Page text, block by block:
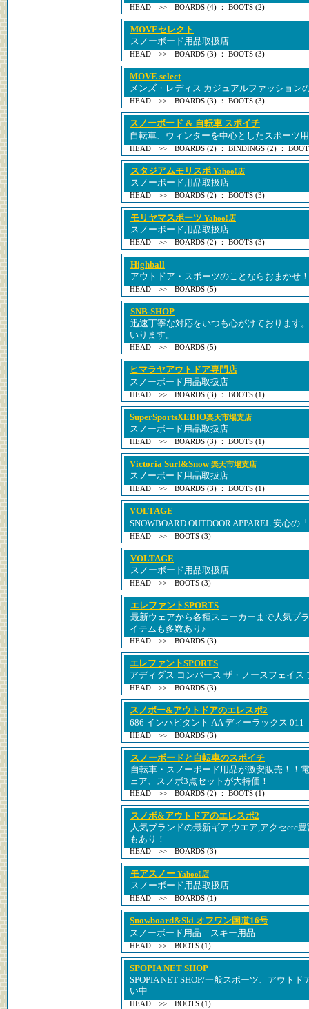
HEAD >> BOARDS (4) ： BOOTS (2)
MOVEセレクト
スノーボード用品取扱店
HEAD >> BOARDS (3) ： BOOTS (3)
MOVE select
メンズ・レディス カジュアルファッション
HEAD >> BOARDS (3) ： BOOTS (3)
スノーボード & 自転車 スポイチ
自転車、ウィンターを中心としたスポーツ
HEAD >> BOARDS (2) ： BINDINGS (2) ：
スタジアムモリスポ Yahoo!店
スノーボード用品取扱店
HEAD >> BOARDS (2) ： BOOTS (3)
モリヤマスポーツ Yahoo!店
スノーボード用品取扱店
HEAD >> BOARDS (2) ： BOOTS (3)
Highball
アウトドア・スポーツのことならおまかせ
HEAD >> BOARDS (5)
SNB-SHOP
迅速丁寧な対応をいつも心がけております
いります。
HEAD >> BOARDS (5)
ヒマラヤアウトドア専門店
スノーボード用品取扱店
HEAD >> BOARDS (3) ： BOOTS (1)
SuperSportsXEBIO楽天市場支店
スノーボード用品取扱店
HEAD >> BOARDS (3) ： BOOTS (1)
Victoria Surf&Snow楽天市場支店
スノーボード用品取扱店
HEAD >> BOARDS (3) ： BOOTS (1)
VOLTAGE
SNOWBOARD OUTDOOR APPAREL 安心の
HEAD >> BOOTS (3)
VOLTAGE
スノーボード用品取扱店
HEAD >> BOOTS (3)
エレファントSPORTS
最新ウェアから各種スニーカーまで人気ブ
イテムも多数あり♪
HEAD >> BOARDS (3)
エレファントSPORTS
アディダス コンバース ザ・ノースフェイス
HEAD >> BOARDS (3)
スノボー&アウトドアのエレスポ2
686 インハビタント AA ディーラックス 011
HEAD >> BOARDS (3)
スノーボードと自転車のスポイチ
自転車・スノーボード用品が激安販売！！
ェア、スノボ3点セットが大特価！
HEAD >> BOARDS (2) ： BOOTS (1)
スノボ&アウトドアのエレスポ2
人気ブランドの最新ギア,ウエア,アクセetc
もあり！
HEAD >> BOARDS (3)
モアスノー Yahoo!店
スノーボード用品取扱店
HEAD >> BOARDS (1)
Snowboard&Ski オフワン国道16号
スノーボード用品 スキー用品
HEAD >> BOOTS (1)
SPOPIA NET SHOP
SPOPIA NET SHOP/一般スポーツ、アウト
い中
HEAD >> BOOTS (1)